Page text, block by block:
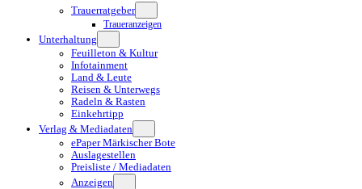
Trauerratgeber
Traueranzeigen
Unterhaltung
Feuilleton & Kultur
Infotainment
Land & Leute
Reisen & Unterwegs
Radeln & Rasten
Einkehrtipp
Verlag & Mediadaten
ePaper Märkischer Bote
Auslagestellen
Preisliste / Mediadaten
Anzeigen